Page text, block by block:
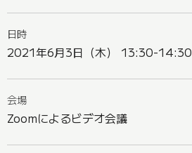
日時
2021年6月3日（木） 13:30-14:30
会場
Zoomによるビデオ会議